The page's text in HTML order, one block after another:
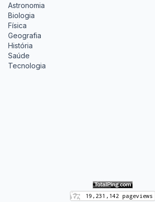
Astronomia
Biologia
Física
Geografia
História
Saúde
Tecnologia